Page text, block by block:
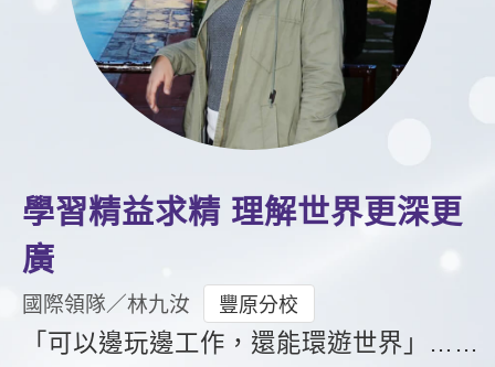
TOEIC 多益課程
IELTS 雅思課程
GEPT 全民英檢課程
能力養成
自然發音
英文聽力養成
開口溜英文
基礎字彙
情境閱讀
特色課程
英語俱樂部
Let's Talk
日語
西班牙語
外語即時通
更多
企業訓練
點讀筆教材
多益秒學堂
影音學英文
英文能力測驗
學習分享
學員故事
活動花絮
Recruiting
學習精益求精 理解世界更深更
廣
國際領隊／林九汝 豐原分校
「可以邊玩邊工作，還能環遊世界」……